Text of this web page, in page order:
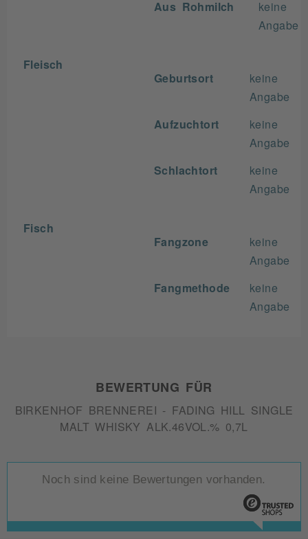
Aus Rohmilch
keine
Angabe
Fleisch
Geburtsort
keine
Angabe
Aufzuchtort
keine
Angabe
Schlachtort
keine
Angabe
Fisch
Fangzone
keine
Angabe
Fangmethode
keine
Angabe
BEWERTUNG FÜR
BIRKENHOF BRENNEREI - FADING HILL SINGLE
MALT WHISKY ALK.46VOL.% 0,7L
Noch sind keine Bewertungen vorhanden.